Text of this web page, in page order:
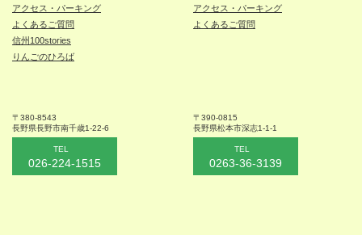
アクセス・パーキング
よくあるご質問
信州100stories
りんごのひろば
〒380-8543
長野県長野市南千歳1-22-6
TEL
026-224-1515
アクセス・パーキング
よくあるご質問
〒390-0815
長野県松本市深志1-1-1
TEL
0263-36-3139